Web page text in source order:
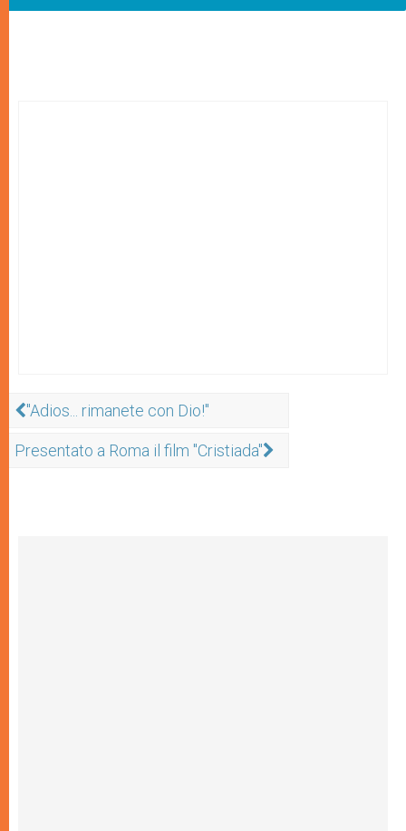
"Adios... rimanete con Dio!"
Presentato a Roma il film "Cristiada"